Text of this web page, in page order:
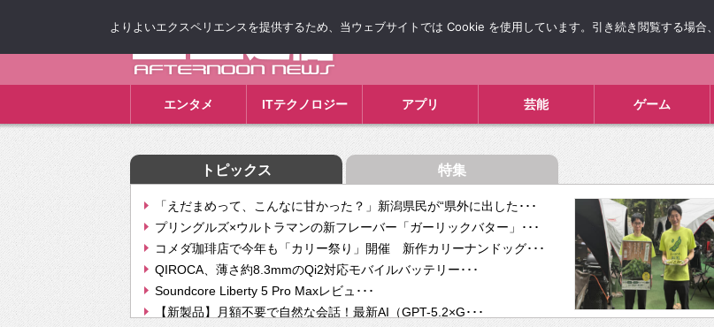
エンタメ ITテクノロジー アプリ 芸能 ゲーム
トピックス 特集
「えだまめって、こんなに甘かった？」新潟県民が“県外に出した･･･
プリングルズ×ウルトラマンの新フレーバー「ガーリックバター」･･･
コメダ珈琲店で今年も「カリー祭り」開催 新作カリーナンドッグ･･･
QIROCA、薄さ約8.3mmのQi2対応モバイルバッテリー･･･
Soundcore Liberty 5 Pro Maxレビュ･･･
【新製品】月額不要で自然な会話！最新AI（GPT-5.2×G･･･
よりよいエクスペリエンスを提供するため、当ウェブサイトでは Cookie を使用しています。引き続き閲覧する場合